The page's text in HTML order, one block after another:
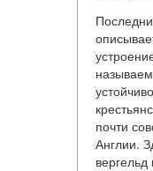
почти
Англии.